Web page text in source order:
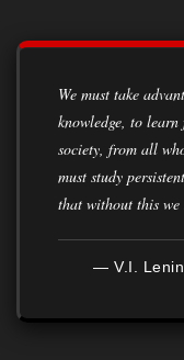
We must take advantage of every opportunity to acquire
knowledge, to learn
society, from all
must study
that without this
— V.I.